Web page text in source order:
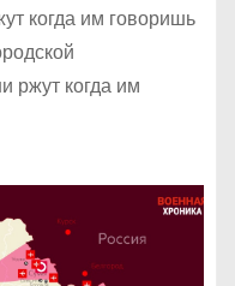
когда им говоришь
ржут когда им